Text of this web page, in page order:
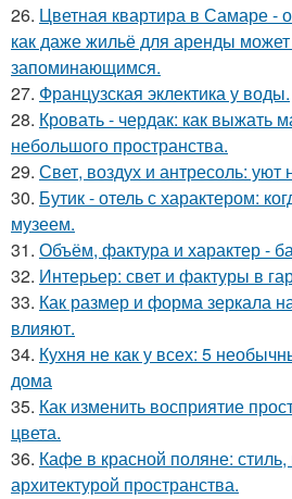
26. Цветная квартира в Самаре -
как даже жильё для аренды
запоминающимся.
27. Французская эклектика у воды.
28. Кровать - чердак: как выжать
небольшого пространства.
29. Свет, воздух и антресоль: уют
30. Бутик - отель с характером:
музеем.
31. Объём, фактура и характер -
32. Интерьер: свет и фактуры в
33. Как размер и форма зеркала
влияют.
34. Кухня не как у всех: 5
дома
35. Как изменить восприятие
цвета.
36. Кафе в красной поляне:
архитектурой пространства.